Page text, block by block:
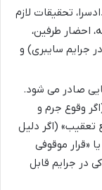
تحقیقات لازم
احضار طرفین،
جرایم سایبری) و
صادر می شود.
وقوع جرم و
تعقیب» (اگر دلیل
«قرار موقوفی
در جرایم قابل